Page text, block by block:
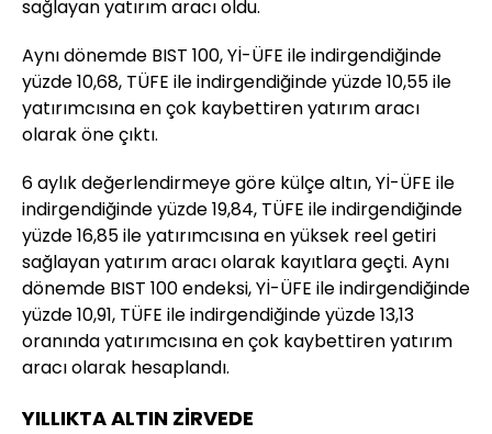
sağlayan yatırım aracı oldu.
Aynı dönemde BIST 100, Yİ-ÜFE ile indirgendiğinde
yüzde 10,68, TÜFE ile indirgendiğinde yüzde 10,55 ile
yatırımcısına en çok kaybettiren yatırım aracı
olarak öne çıktı.
6 aylık değerlendirmeye göre külçe altın, Yİ-ÜFE ile
indirgendiğinde yüzde 19,84, TÜFE ile indirgendiğinde
yüzde 16,85 ile yatırımcısına en yüksek reel getiri
sağlayan yatırım aracı olarak kayıtlara geçti. Aynı
dönemde BIST 100 endeksi, Yİ-ÜFE ile indirgendiğinde
yüzde 10,91, TÜFE ile indirgendiğinde yüzde 13,13
oranında yatırımcısına en çok kaybettiren yatırım
aracı olarak hesaplandı.
YILLIKTA ALTIN ZİRVEDE